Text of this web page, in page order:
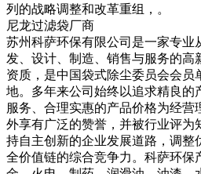
列的战略调整和改革重组，。
尼龙过滤袋厂商
苏州科萨环保有限公司是一家专业
发、设计、制造、销售与服务的高
资质，是中国袋式除尘委员会会员
地。多年来公司始终以追求精良的
服务、合理实惠的产品价格为经营
外享有广泛的赞誉，并被行业评为
持自主创新的企业发展道路，调整
全价值链的综合竞争力。科萨环保